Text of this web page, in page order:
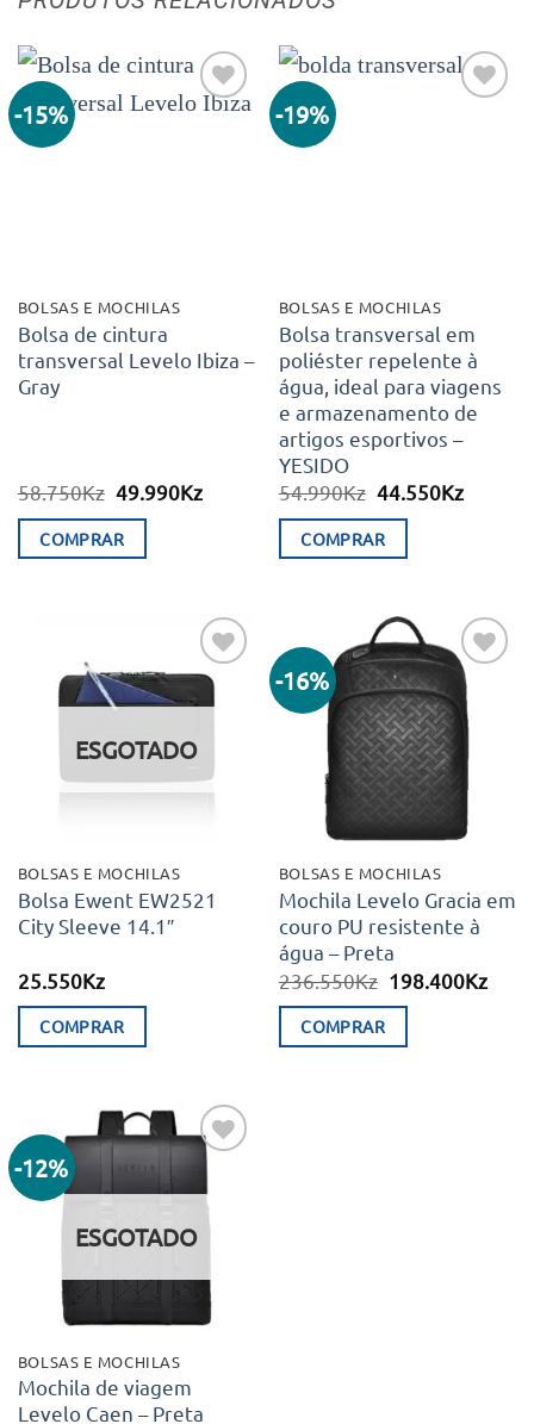
-15%
BOLSAS E MOCHILAS
Bolsa de cintura
transversal Levelo Ibiza –
Gray
58.750Kz O
original
era:
49.990KzO
COMPRAR
-19%
BOLSAS E MOCHILAS
Bolsa transversal em
poliéster repelente à
água, ideal para viagens
e armazenamento de
artigos esportivos –
YESIDO
54.990Kz O
original
era:
44.550KzO
COMPRAR
Adicionar
aos meus
ESGOTADO
BOLSAS E MOCHILAS
Bolsa Ewent EW2521
City Sleeve 14.1″
25.550Kz
COMPRAR
-16%
Adicionar
aos meus
desejos
BOLSAS E MOCHILAS
Mochila Levelo Gracia em
couro PU resistente à
água – Preta
236.550Kz O
era:
198.400KzO
COMPRAR
-12%
Adicionar
aos meus
desejos
ESGOTADO
BOLSAS E MOCHILAS
Mochila de viagem
Levelo Caen – Preta